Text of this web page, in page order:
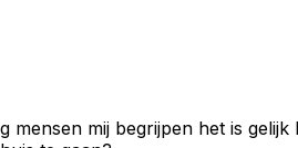
mij begrijpen het is